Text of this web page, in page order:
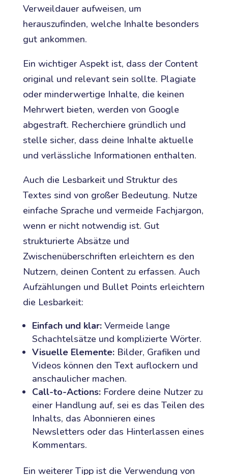
Verweildauer aufweisen, um
herauszufinden, welche Inhalte besonders
gut ankommen.
Ein wichtiger Aspekt ist, dass der Content
original und relevant sein sollte. Plagiate
oder minderwertige Inhalte, die keinen
Mehrwert bieten, werden von Google
abgestraft. Recherchiere gründlich und
stelle sicher, dass deine Inhalte aktuelle
und verlässliche Informationen enthalten.
Auch die Lesbarkeit und Struktur des
Textes sind von großer Bedeutung. Nutze
einfache Sprache und vermeide Fachjargon,
wenn er nicht notwendig ist. Gut
strukturierte Absätze und
Zwischenüberschriften erleichtern es den
Nutzern, deinen Content zu erfassen. Auch
Aufzählungen und Bullet Points erleichtern
die Lesbarkeit:
Einfach und klar:Vermeide lange
Schachtelsätze und komplizierte Wörter.
Visuelle Elemente:Bilder, Grafiken und
Videos können den Text auflockern und
anschaulicher machen.
Call-to-Actions:Fordere deine Nutzer zu
einer Handlung auf, sei es das Teilen des
Inhalts, das Abonnieren eines
Newsletters oder das Hinterlassen eines
Kommentars.
Ein weiterer Tipp ist die Verwendung von